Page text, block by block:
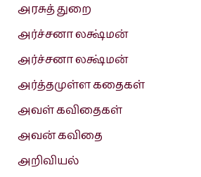
அரசுத் துறை
அர்ச்சனா லக்ஷ்மன்
அர்ச்சனா லக்ஷ்மன்
அர்த்தமுள்ள கதைகள்
அவள் கவிதைகள்
அவன் கவிதை
அறிவியல்